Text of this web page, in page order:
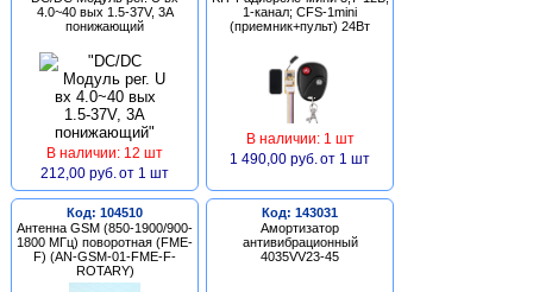
4.0~40 вых 1.5-37V, 3A
понижающий
В наличии: 12 шт
212,00 руб. от 1 шт
1-канал; CFS-1mini
(приемник+пульт) 24Вт
В наличии: 1 шт
1 490,00 руб. от 1 шт
Код: 104510
Антенна GSM (850-1900/900-
1800 МГц) поворотная (FME-
F) (AN-GSM-01-FME-F-
ROTARY)
Код: 143031
Амортизатор
антивибрационный
4035VV23-45